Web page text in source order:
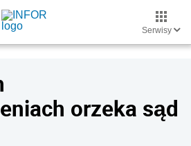
Serwisy
orzeka sąd